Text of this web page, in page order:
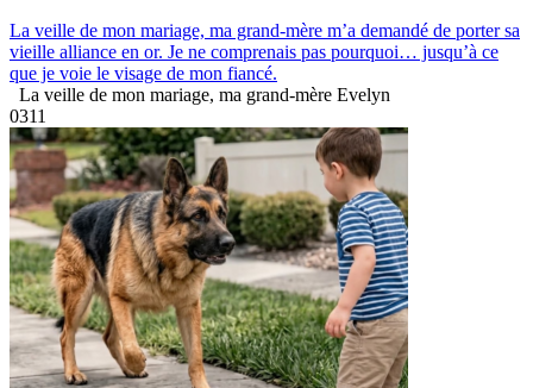
La veille de mon mariage, ma grand-mère m’a demandé de porter sa
vieille alliance en or. Je ne comprenais pas pourquoi… jusqu’à ce
que je voie le visage de mon fiancé.
La veille de mon mariage, ma grand-mère Evelyn
0311